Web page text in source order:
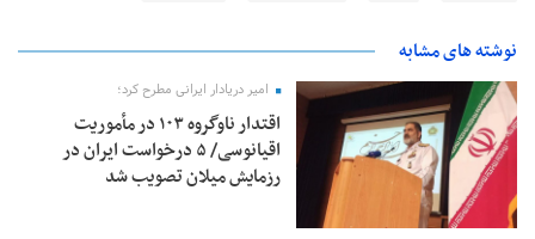
نوشته های مشابه
امیر دریادار ایرانی مطرح کرد؛
اقتدار ناوگروه ۱۰۳ در مأموریت‌
اقیانوسی/ ۵ درخواست ایران در
رزمایش میلان تصویب شد